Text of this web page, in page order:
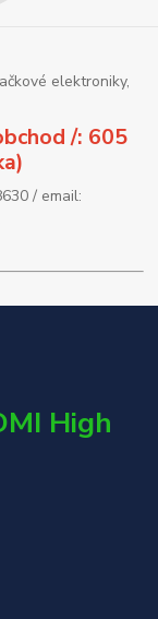
elektroniky,
/: 605
/ email:
High